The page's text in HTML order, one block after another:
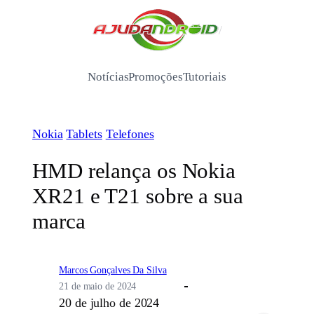
/
NotíciasPromoçõesTutoriais
Nokia Tablets Telefones
HMD relança os Nokia
XR21 e T21 sobre a sua
marca
Marcos Gonçalves Da Silva
21 de maio de 2024
20 de julho de 2024